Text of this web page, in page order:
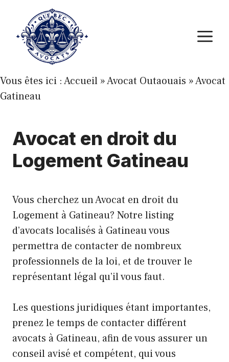
contenu
Vous êtes ici :Accueil »Avocat Outaouais »Avocat
Gatineau
Avocat en droit du
Logement Gatineau
Vous cherchez un Avocat en droit du
Logement à Gatineau? Notre listing
d’avocats localisés à Gatineau vous
permettra de contacter de nombreux
professionnels de la loi, et de trouver le
représentant légal qu’il vous faut.
Les questions juridiques étant importantes,
prenez le temps de contacter différent
avocats à Gatineau, afin de vous assurer un
conseil avisé et compétent, qui vous